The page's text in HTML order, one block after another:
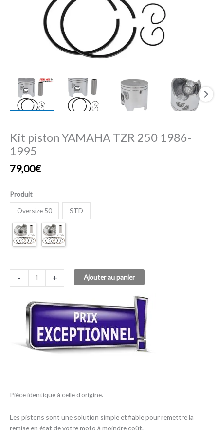
Kit piston YAMAHA TZR 250 1986-
1995
79,00€
Produit
Oversize 50
STD
- + Ajouter au panier
Pièce identique à celle d’origine.
Les pistons sont une solution simple et fiable pour remettre la
remise en état de votre moto à moindre coût.